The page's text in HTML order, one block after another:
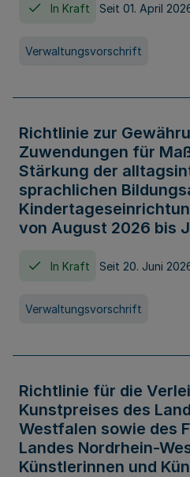
In Kraft Seit 01. April
Verwaltungsvorschrift
Richtlinie zur
Zuwendungen für
Stärkung der
sprachlichen
von August 2026 bis
In Kraft Seit 20. Juni
Verwaltungsvorschrift
Richtlinie für die
Kunstpreises des
Westfalen sowie des
Landes Nordrhein-
Künstlerinnen und